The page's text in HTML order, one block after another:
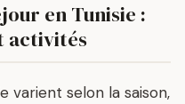
en Tunisie :
activités
varient selon la saison,